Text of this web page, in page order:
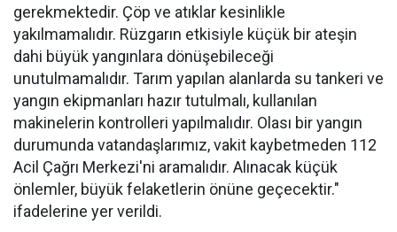
gerekmektedir. Çöp ve atıklar kesinlikle
yakılmamalıdır. Rüzgarın etkisiyle küçük bir ateşin
dahi büyük yangınlara dönüşebileceği
unutulmamalıdır. Tarım yapılan alanlarda su tankeri ve
yangın ekipmanları hazır tutulmalı, kullanılan
makinelerin kontrolleri yapılmalıdır. Olası bir yangın
durumunda vatandaşlarımız, vakit kaybetmeden 112
Acil Çağrı Merkezi'ni aramalıdır. Alınacak küçük
önlemler, büyük felaketlerin önüne geçecektir."
ifadelerine yer verildi.